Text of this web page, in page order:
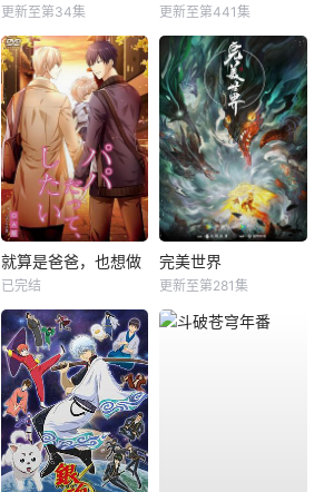
更新至第34集 更新至第441集
就算是爸爸，也想做
已完结
完美世界
更新至第281集